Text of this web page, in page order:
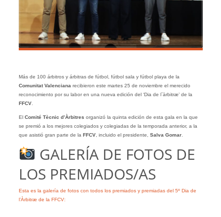
Más de 100 árbitros y árbitras de fútbol, fútbol sala y fútbol playa de la
Comunitat Valenciana recibieron este martes 25 de noviembre el merecido
reconocimiento por su labor en una nueva edición del ‘Dia de l`àrbitræ’ de la
FFCV.
El Comité Tècnic d’Àrbitres organizó la quinta edición de esta gala en la que
se premió a los mejores colegiados y colegiadas de la temporada anterior, a la
que asistió gran parte de la FFCV, incluido el presidente, Salva Gomar.
GALERÍA DE FOTOS DE
LOS PREMIADOS/AS
Esta es la galería de fotos con todos los premiados y premiadas del 5º Dia de
l’Àrbitræ de la FFCV: